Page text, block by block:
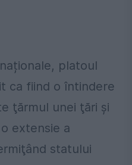
platoul
ca fiind o întindere
ţărmul unei ţări şi
extensie a
statului